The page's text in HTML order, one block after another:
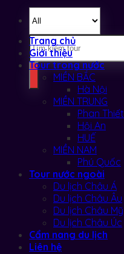
Tìm
kiếm:
Trang chủ
Giới thiệu
Tour trong nước
MIỀN BẮC
Hà Nội
MIỀN TRUNG
Phan Thiết
Hội An
HUẾ
MIỀN NAM
Phú Quốc
Tour nước ngoài
Du lịch Châu Á
Du lịch Châu Âu
Du lịch Châu Mỹ
Du lịch Châu Úc
Cẩm nang du lịch
Liên hệ